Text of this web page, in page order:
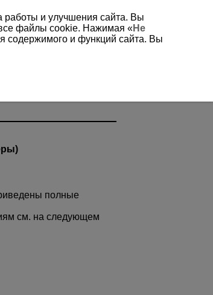
полные
см. на следующем
работы и улучшения сайта. Вы
файлы cookie. Нажимая «Не
содержимого и функций сайта. Вы